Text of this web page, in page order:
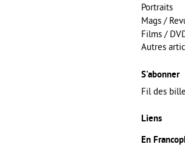
Portraits
Mags /
Films /
Autres
S'abonner
Fil des
Liens
En